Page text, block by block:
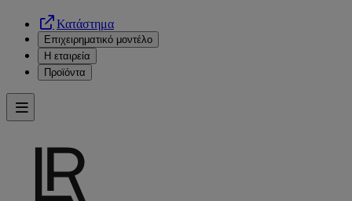
Κατάστημα
Επιχειρηματικό μοντέλο
Η εταιρεία
Προϊόντα